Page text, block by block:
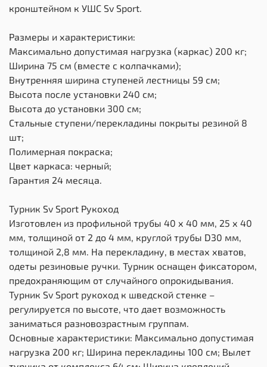
кронштейном к УШС Sv Sport.
Размеры и характеристики:
Максимально допустимая нагрузка (каркас) 200 кг;
Ширина 75 см (вместе с колпачками);
Внутренняя ширина ступеней лестницы 59 см;
Высота после установки 240 см;
Высота до установки 300 см;
Стальные ступени/перекладины покрыты резиной 8
шт;
Полимерная покраска;
Цвет каркаса: черный;
Гарантия 24 месяца.
Турник Sv Sport Рукоход
Изготовлен из профильной трубы 40 х 40 мм, 25 х 40
мм, толщиной от 2 до 4 мм, круглой трубы D30 мм,
толщиной 2,8 мм. На перекладину, в местах хватов,
одеты резиновые ручки. Турник оснащен фиксатором,
предохраняющим от случайного опрокидывания.
Турник Sv Sport рукоход к шведской стенке –
регулируется по высоте, что дает возможность
заниматься разновозрастным группам.
Основные характеристики: Максимально допустимая
нагрузка 200 кг; Ширина перекладины 100 см; Вылет